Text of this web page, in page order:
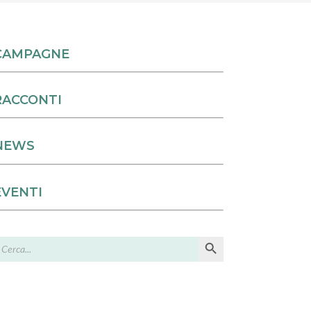
Search Button